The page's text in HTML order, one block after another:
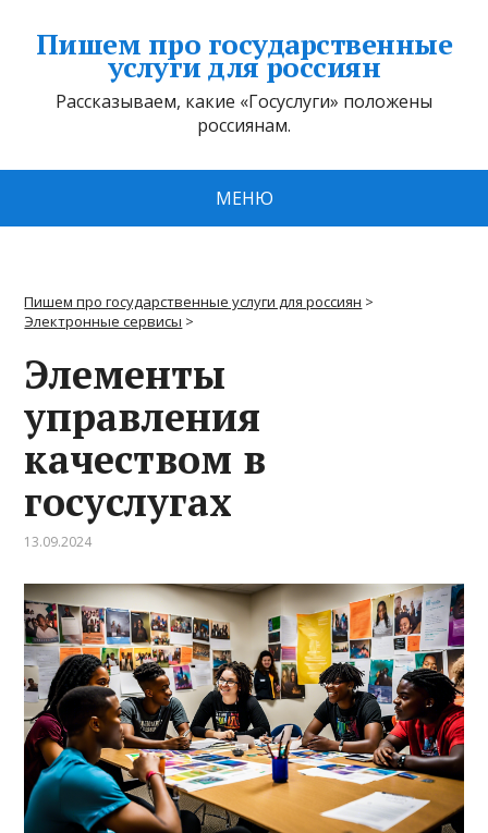
Пишем про государственные
услуги для россиян
Рассказываем, какие «Госуслуги» положены
россиянам.
МЕНЮ
Пишем про государственные услуги для россиян >
Электронные сервисы >
Элементы
управления
качеством в
госуслугах
13.09.2024